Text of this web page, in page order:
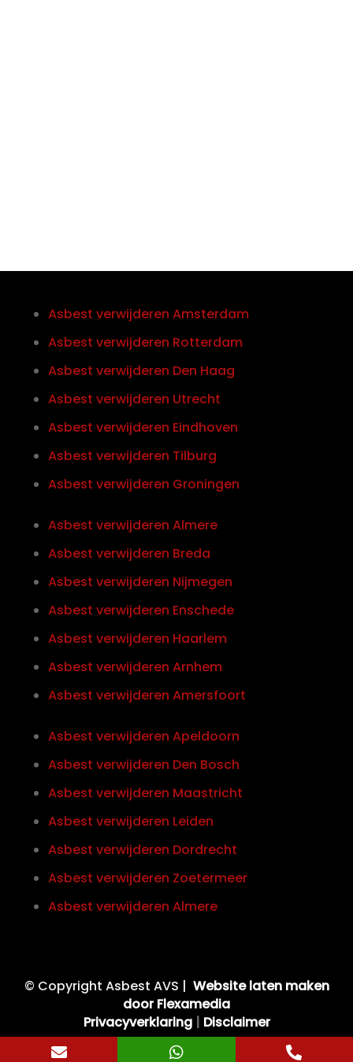
Asbest verwijderen Amsterdam
Asbest verwijderen Rotterdam
Asbest verwijderen Den Haag
Asbest verwijderen Utrecht
Asbest verwijderen Eindhoven
Asbest verwijderen Tilburg
Asbest verwijderen Groningen
Asbest verwijderen Almere
Asbest verwijderen Breda
Asbest verwijderen Nijmegen
Asbest verwijderen Enschede
Asbest verwijderen Haarlem
Asbest verwijderen Arnhem
Asbest verwijderen Amersfoort
Asbest verwijderen Apeldoorn
Asbest verwijderen Den Bosch
Asbest verwijderen Maastricht
Asbest verwijderen Leiden
Asbest verwijderen Dordrecht
Asbest verwijderen Zoetermeer
Asbest verwijderen Almere
© Copyright Asbest AVS | Website laten maken
door Flexamedia
Privacyverklaring| Disclaimer
  